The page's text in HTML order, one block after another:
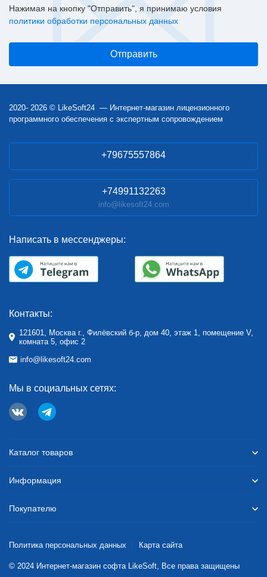
Нажимая на кнопку "Отправить", я принимаю условия
политики обработки персональных данных
2020- 2026 © LikeSoft24 — Интернет-магазин лицензионного
программного обеспечения с экспертным сопровождением
+79675557864
+74991132263
info@likesoft24.com
Написать в мессенджеры:
Контакты:
121601, Москва г., Филёвский б-р, дом 40, этаж 1, помещение V,
комната 5, офис 2
info@likesoft24.com
Мы в социальных сетях:
Каталог товаров
Информация
Покупателю
Политика персональных данных Карта сайта
© 2024 Интернет-магазин софта LikeSoft, Все права защищены